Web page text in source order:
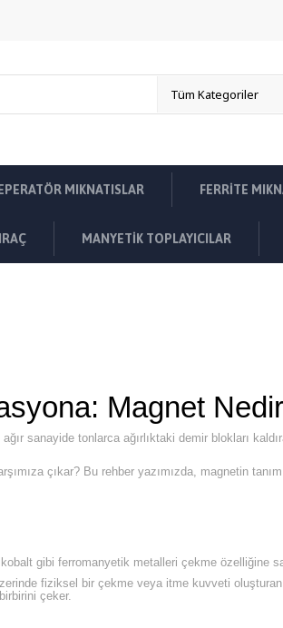
MIKNATISLAR FERRITE
MANYETIK TOPLAYICILAR
Magnet
sanayide tonlarca ağırlıktaki demir blokları
çıkar? Bu rehber yazımızda, magnetin
gibi ferromanyetik metalleri çekme özelliğine
fiziksel bir çekme veya itme kuvveti
çeker.